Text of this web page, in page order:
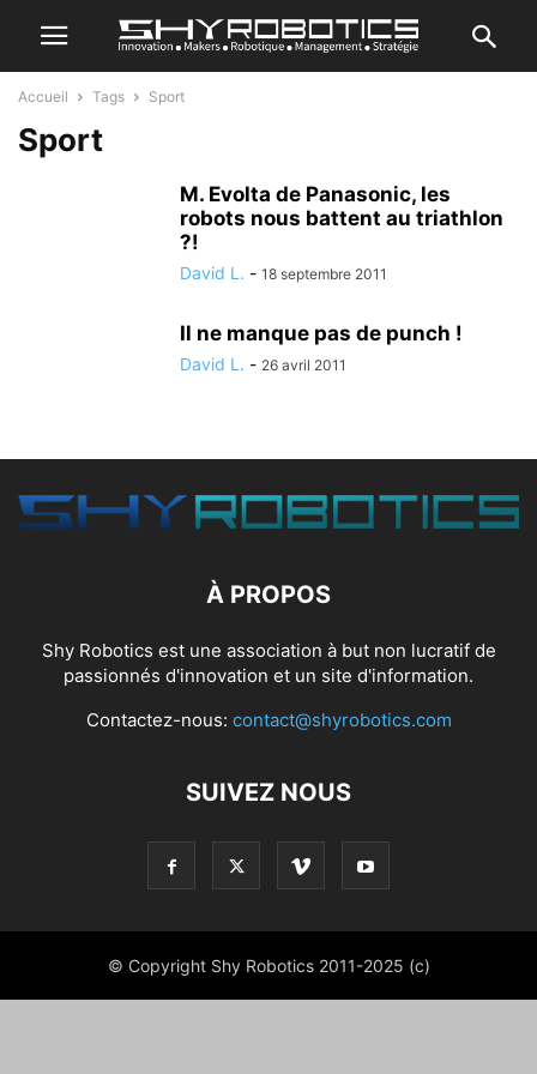
Accueil Tags Sport
Sport
M. Evolta de Panasonic, les
robots nous battent au triathlon
?!
David L. - 18 septembre 2011
Il ne manque pas de punch !
David L. - 26 avril 2011
À PROPOS
Shy Robotics est une association à but non lucratif de
passionnés d'innovation et un site d'information.
Contactez-nous: contact@shyrobotics.com
SUIVEZ NOUS
© Copyright Shy Robotics 2011-2025 (c)